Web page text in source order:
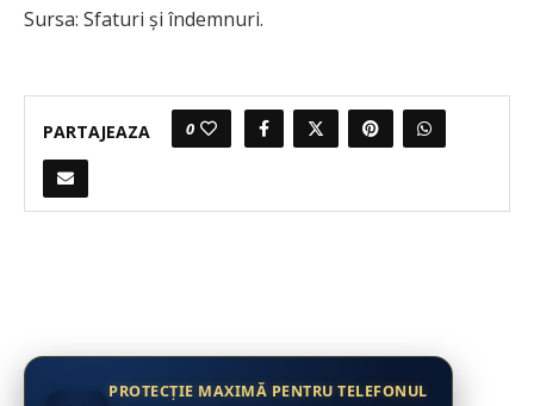
Sursa: Sfaturi și îndemnuri.
PARTAJEAZA 0
PROTECȚIE MAXIMĂ PENTRU TELEFONUL